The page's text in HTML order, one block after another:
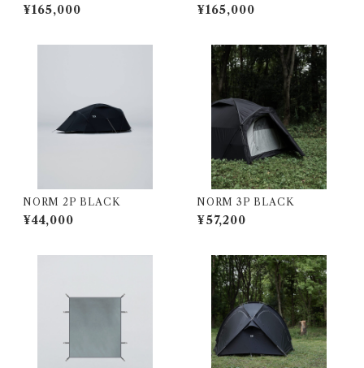
CK
¥165,000
K GREY
¥165,000
NORM 2P BLACK
¥44,000
NORM 3P BLACK
¥57,200